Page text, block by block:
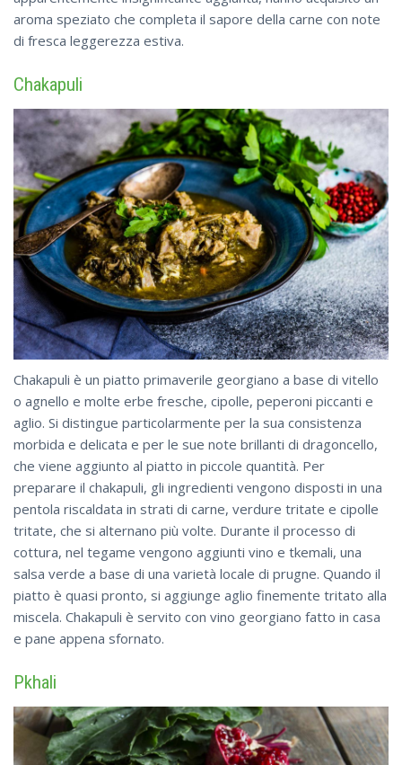
aroma speziato che completa il sapore della carne con note
di fresca leggerezza estiva.
Chakapuli
Chakapuli è un piatto primaverile georgiano a base di vitello
o agnello e molte erbe fresche, cipolle, peperoni piccanti e
aglio. Si distingue particolarmente per la sua consistenza
morbida e delicata e per le sue note brillanti di dragoncello,
che viene aggiunto al piatto in piccole quantità. Per
preparare il chakapuli, gli ingredienti vengono disposti in una
pentola riscaldata in strati di carne, verdure tritate e cipolle
tritate, che si alternano più volte. Durante il processo di
cottura, nel tegame vengono aggiunti vino e tkemali, una
salsa verde a base di una varietà locale di prugne. Quando il
piatto è quasi pronto, si aggiunge aglio finemente tritato alla
miscela. Chakapuli è servito con vino georgiano fatto in casa
e pane appena sfornato.
Pkhali